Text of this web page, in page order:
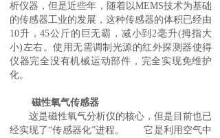
析仪器，但是近些年，随着以MEMS技术为基础
的传感器工业的发展，这种传感器的体积已经由
10升，45公斤的巨无霸，减小到2毫升(拇指大
小)左右。使用无需调制光源的红外探测器使得
仪器完全没有机械运动部件，完全实现免维护
化。
磁性氧气传感器‍
这是磁性氧气分析仪的核心，但是目前也已
经实现了“传感器化”进程。 它是利用空气中
案例展示